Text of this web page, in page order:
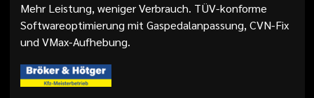
Mehr Leistung, weniger Verbrauch. TÜV-konforme
Softwareoptimierung mit Gaspedalanpassung, CVN-Fix
und VMax-Aufhebung.